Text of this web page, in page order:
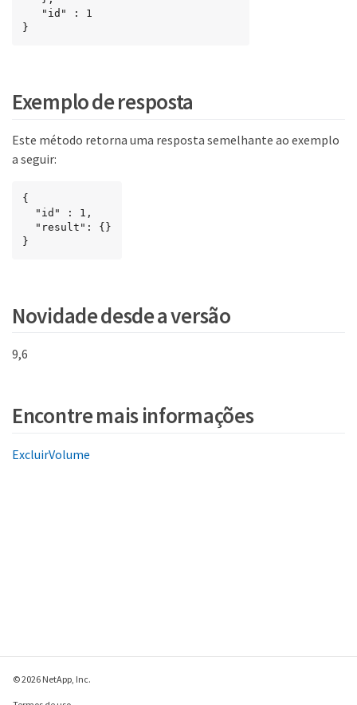
}
Exemplo de resposta
Este método retorna uma resposta semelhante ao exemplo
a seguir:
{
}
Novidade desde a versão
9,6
Encontre mais informações
ExcluirVolume
© 2026 NetApp, Inc.